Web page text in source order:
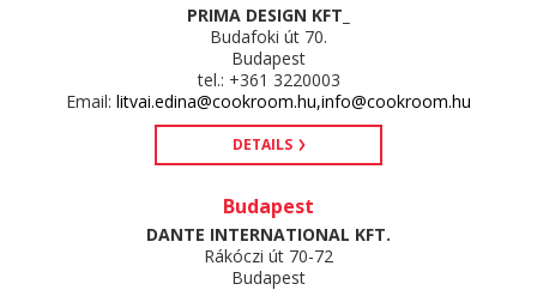
PRIMA DESIGN KFT_
Budafoki út 70.
Budapest
tel.: +361 3220003
Email: litvai.edina@cookroom.hu,info@cookroom.hu
DETAILS
Budapest
DANTE INTERNATIONAL KFT.
Rákóczi út 70-72
Budapest